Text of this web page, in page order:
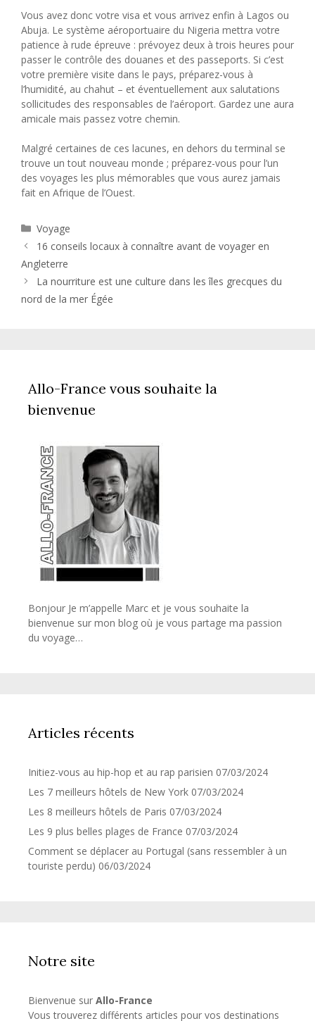
Vous avez donc votre visa et vous arrivez enfin à Lagos ou
Abuja. Le système aéroportuaire du Nigeria mettra votre
patience à rude épreuve : prévoyez deux à trois heures pour
passer le contrôle des douanes et des passeports. Si c’est
votre première visite dans le pays, préparez-vous à
l’humidité, au chahut – et éventuellement aux salutations
sollicitudes des responsables de l’aéroport. Gardez une aura
amicale mais passez votre chemin.
Malgré certaines de ces lacunes, en dehors du terminal se
trouve un tout nouveau monde ; préparez-vous pour l’un
des voyages les plus mémorables que vous aurez jamais
fait en Afrique de l’Ouest.
Catégories
Voyage
16 conseils locaux à connaître avant de voyager en
Angleterre
La nourriture est une culture dans les îles grecques du
nord de la mer Égée
Allo-France vous souhaite la
bienvenue
Bonjour Je m’appelle Marc et je vous souhaite la
bienvenue sur mon blog où je vous partage ma passion
du voyage…
Articles récents
Initiez-vous au hip-hop et au rap parisien 07/03/2024
Les 7 meilleurs hôtels de New York 07/03/2024
Les 8 meilleurs hôtels de Paris 07/03/2024
Les 9 plus belles plages de France 07/03/2024
Comment se déplacer au Portugal (sans ressembler à un
touriste perdu) 06/03/2024
Notre site
Bienvenue sur Allo-France
Vous trouverez différents articles pour vos destinations